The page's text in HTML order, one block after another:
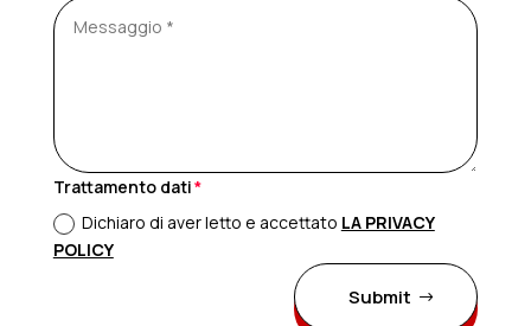
Trattamento dati
Dichiaro di aver letto e accettato LA PRIVACY
POLICY
Submit